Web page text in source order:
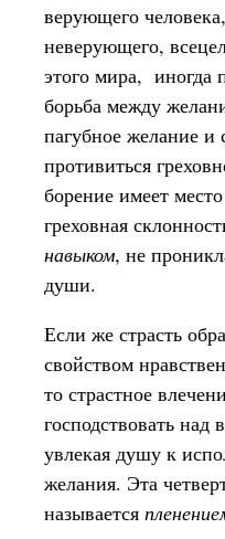
верующего
неверующего,
этого мира, иногда
борьба между
пагубное желание
противиться
борение имеет
греховная
навыком, не
души.
Если же страсть
свойством
то страстное
господствовать над
увлекая душу к
желания. Эта
называется